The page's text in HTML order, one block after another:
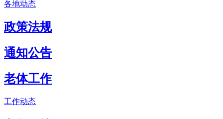
各地动态
政策法规
通知公告
老体工作
工作动态